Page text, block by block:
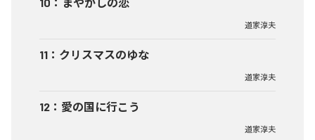
道家淳夫
11 ： クリスマスのゆな
道家淳夫
12 ： 愛の国に行こう
道家淳夫